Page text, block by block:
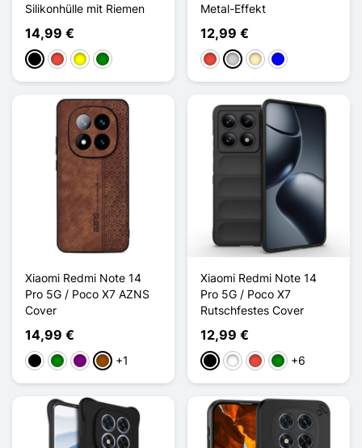
Silikonhülle mit Riemen
14,99 €
Schwarz
Rot GelbGrün
Metal-Effekt
12,99 €
Rot SilberGolden
Blau
Xiaomi Redmi Note 14
Pro 5G / Poco X7 AZNS
Cover
14,99 €
Schwarz
GrünViolettBraun
+1
Xiaomi Redmi Note 14
Pro 5G / Poco X7
Rutschfestes Cover
12,99 €
Schwarz
WeißRot Grün+6